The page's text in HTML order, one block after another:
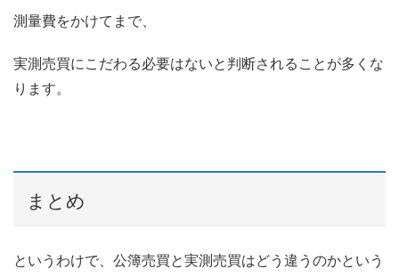
測量費をかけてまで、
実測売買にこだわる必要はないと判断されることが多くな
ります。
まとめ
というわけで、公簿売買と実測売買はどう違うのかという